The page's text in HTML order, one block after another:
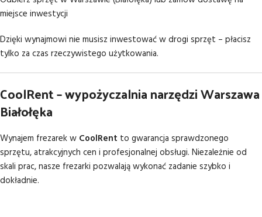
miejsce inwestycji
Dzięki wynajmowi nie musisz inwestować w drogi sprzęt – płacisz
tylko za czas rzeczywistego użytkowania.
CoolRent – wypożyczalnia narzędzi Warszawa
Białołęka
Wynajem frezarek w CoolRent to gwarancja sprawdzonego
sprzętu, atrakcyjnych cen i profesjonalnej obsługi. Niezależnie od
skali prac, nasze frezarki pozwalają wykonać zadanie szybko i
dokładnie.